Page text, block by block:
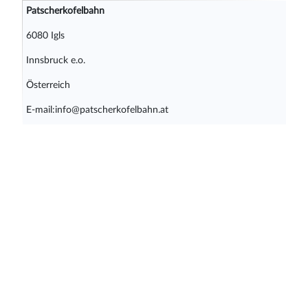
Patscherkofelbahn
6080 Igls
Innsbruck e.o.
Österreich
E-mail:info@patscherkofelbahn.at